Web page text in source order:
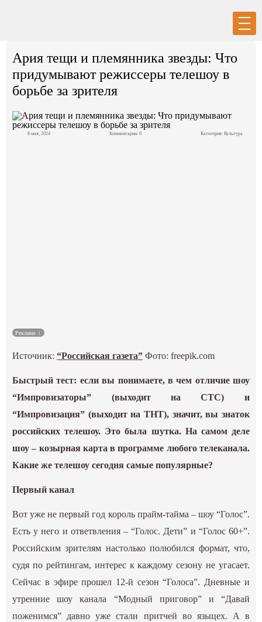
Политика
Ария тещи и племянника звезды: Что
придумывают режиссеры телешоу в
борьбе за зрителя
8 мая, 2024 Комментарии: 0 Категория: Культура
Реклама
Источник:“Российская газета” Фото: freepik.com
Быстрый тест: если вы понимаете, в чем отличие шоу
“Импровизаторы” (выходит на СТС) и
“Импровизация” (выходит на ТНТ), значит, вы знаток
российских телешоу. Это была шутка. На самом деле
шоу – козырная карта в программе любого телеканала.
Какие же телешоу сегодня самые популярные?
Первый канал
Вот уже не первый год король прайм-тайма – шоу “Голос”.
Есть у него и ответвления – “Голос. Дети” и “Голос 60+”.
Российским зрителям настолько полюбился формат, что,
судя по рейтингам, интерес к каждому сезону не угасает.
Сейчас в эфире прошел 12-й сезон “Голоса”. Дневные и
утренние шоу канала “Модный приговор” и “Давай
поженимся” давно уже стали притчей во языцех. А в